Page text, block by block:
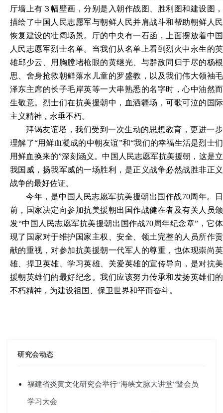
厅墙上有３幅壁画，分别是入朝作战图、胜利图和建设图，
描绘了中国人民志愿军与朝鲜人民并肩战斗和帮助朝鲜人民
恢复建设的壮阔场景。厅的中央有一石函，上面摆放着中国
人民志愿军烈士名单。当我们从名单上看到烈火中永生的英
雄邱少云、用胸膛堵枪眼的黄继光、与群敌同归于尽的杨根
思、舍身抢救朝鲜落水儿童的罗盛教，以及我们伟大领袖毛
泽东主席的长子毛岸英等一大串熟悉的名字时，心中油然而
生敬意。烈士们在抗美援朝中，血洒疆场，可歌可泣的国际
主义精神，永垂不朽。
拜谒友谊塔，我们受到一次生动的思想教育，更进一步
理解了“用鲜血凝成的中朝友谊”和“我们的幸福生活是烈士们
用鲜血换来的”深刻涵义。中国人民志愿军抗美援朝，这是立
我国威，扬我军威的一场胜利，是正义战争必然战胜非正义
战争的最好佐证。
今年，是中国人民志愿军抗美援朝出国作战70周年。日
前，国家决定向参加抗美援朝出国作战健在者及有关人员颁
发“中国人民志愿军抗美援朝出国作战70周年纪念章”，它体
现了国家对于维护国家主权、安全、领土完整的人员所作贡
献的重视，对参加抗美援朝一代军人的尊重，也体现崇尚英
雄、捍卫英雄、学习英雄、关爱英雄的宣传导向，是对抗美
援朝英雄们的最好纪念。我们应该努力传承和发扬英雄们的
不朽精神，为建设祖国、保卫世界和平而奋斗。
研究会动态
福建省炎黄文化研究会举行“海峡文脉大讲堂”暨会员
学习大会